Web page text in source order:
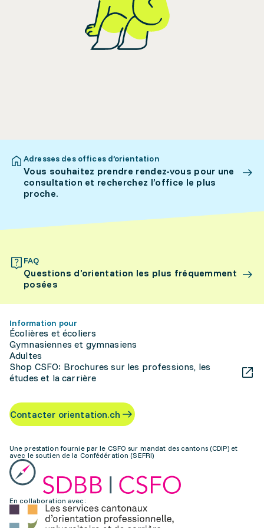
Adresses des offices d’orientation
Vous souhaitez prendre rendez-vous pour une
consultation et recherchez l’office le plus
proche.
FAQ
Questions d’orientation les plus fréquemment
posées
Information pour
Écolières et écoliers
Gymnasiennes et gymnasiens
Adultes
Shop CSFO: Brochures sur les professions, les
études et la carrière
Contacter orientation.ch
Une prestation fournie par le CSFO sur mandat des cantons (CDIP) et
avec le soutien de la Confédération (SEFRI)
En collaboration avec: